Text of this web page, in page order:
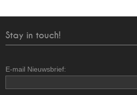
Stay in touch!
E-mail Nieuwsbrief: